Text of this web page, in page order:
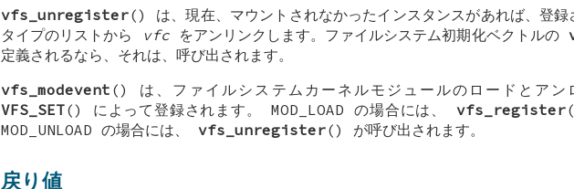
vfs_unregister() は、現在、マウントされなかったインスタンスがあれば、登録
タイプのリストから
vfcをアンリンクします。ファイルシステム初期化ベクトルの
定義されるなら、それは、呼び出されます。
vfs_modevent () は、ファイルシステムカーネルモジュールのロードとアン
VFS_SET() によって登録されます。MOD_LOAD の場合には、 vfs_register
MOD_UNLOAD の場合には、 vfs_unregister() が呼び出されます。
戻り値